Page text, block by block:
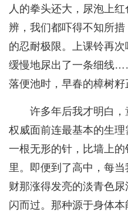
人的拳头还大，尿泡上
辨，我们都吓得不知所
的忍耐极限。上课铃再
缓慢地尿出了一条细线
落便池时，早春的樟树籽
许多年后我才明白
权威面前连最基本的生
一根无形的针，比墙上
里。即便到了高中，每
财那涨得发亮的淡青色
闪而过。那种源于身体